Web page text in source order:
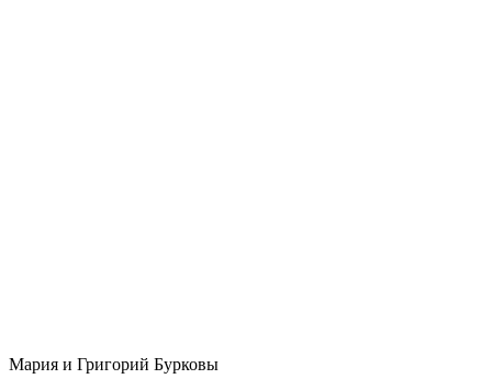
Мария и Григорий Бурковы